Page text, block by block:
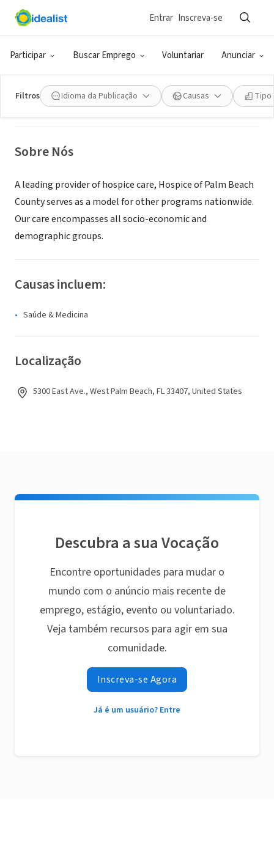
Participar Buscar Emprego Voluntariar Anunciar
Entrar Inscreva-se
Filtros Idioma da Publicação Causas Tipo
ONG (SETOR SOCIAL)
Hospice of Palm Beach County
Sobre Nós
A leading provider of hospice care, Hospice of Palm Beach
County serves as a model for other programs nationwide.
Our care encompasses all socio-economic and
demographic groups.
Causas incluem:
Saúde & Medicina
Localização
5300 East Ave., West Palm Beach, FL 33407, United States
Descubra a sua Vocação
Encontre oportunidades para mudar o
mundo com o anúncio mais recente de
emprego, estágio, evento ou voluntariado.
Veja também recursos para agir em sua
comunidade.
Inscreva-se Agora
Já é um usuário? Entre